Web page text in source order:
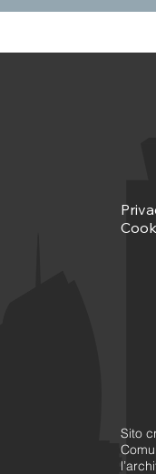
Sito